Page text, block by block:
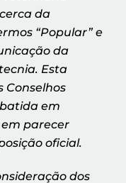
da
“Popular” e
da
Esta
Conselhos
em
em parecer
oficial.
dos